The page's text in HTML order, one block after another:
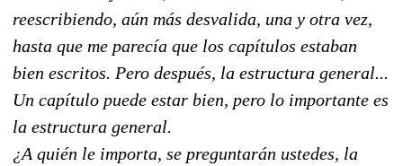
reescribiendo, aún más desvalida, una y otra vez,
hasta que me parecía que los capítulos estaban
bien escritos. Pero después, la estructura general...
Un capítulo puede estar bien, pero lo importante es
la estructura general.
¿A quién le importa, se preguntarán ustedes, la